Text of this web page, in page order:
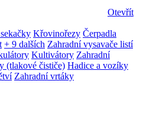
Otevřít
Křovinořezy Čerpadla
+ 9 dalších Zahradní vysavače listí
Kultivátory Zahradní
(tlakové čističe) Hadice a vozíky
Zahradní vrtáky